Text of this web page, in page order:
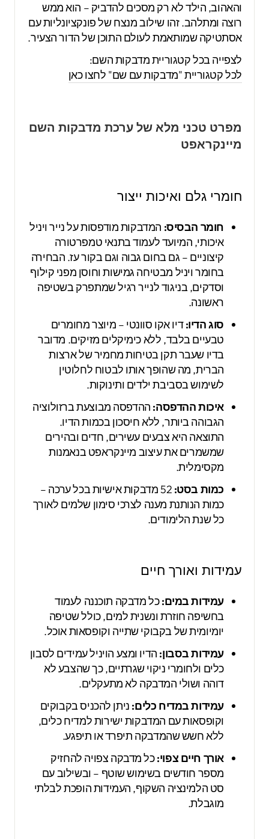
והאהוב, הילד לא רק מסכים להדביק – הוא ממש
רוצה ומתלהב. זהו שילוב מנצח של פונקציונליות עם
אסתטיקה שמותאמת לעולם התוכן של הדור הצעיר.
לצפייה בכל קטגוריית מדבקות השם:
לכל קטגוריית "מדבקות עם שם" לחצו כאן
מפרט טכני מלא של ערכת מדבקות השם
מיינקראפט
חומרי גלם ואיכות ייצור
חומר הבסיס:המדבקות מודפסות על נייר ויניל
איכותי, המיועד לעמוד בתנאי טמפרטורה
קיצוניים – גם בחום גבוה וגם בקור עז. הבחירה
בחומר ויניל מבטיחה גמישות וחוסן מפני קילוף
וסדקים, בניגוד לנייר רגיל שמתפרק בשטיפה
ראשונה.
סוג הדיו:דיו אקו סוונטי – מיוצר מחומרים
טבעיים בלבד, ללא כימיקלים מזיקים. מדובר
בדיו שעבר תקן בטיחות מחמיר של ארצות
הברית, מה שהופך אותו לבטוח לחלוטין
לשימוש בסביבת ילדים ותינוקות.
איכות ההדפסה:ההדפסה מבוצעת ברזולוציה
הגבוהה ביותר, ללא חיסכון בכמות הדיו.
התוצאה היא צבעים עשירים, חדים ובהירים
שמשמרים את עיצוב מיינקראפט בנאמנות
מקסימלית.
כמות בסט:
52 מדבקות אישיות בכל ערכה –
כמות הנותנת מענה לצרכי סימון שלמים לאורך
כל שנת הלימודים.
עמידות ואורך חיים
עמידות במים:כל מדבקה תוכננה לעמוד
בחשיפה חוזרת ונשנית למים, כולל שטיפה
יומיומית של בקבוקי שתייה וקופסאות אוכל.
עמידות בסבון:הדיו ומצע הויניל עמידים לסבון
כלים ולחומרי ניקוי שגרתיים, כך שהצבע לא
דוהה ושולי המדבקה לא מתעקלים.
עמידות במדיח כלים:ניתן להכניס בקבוקים
וקופסאות עם המדבקות ישירות למדיח כלים,
ללא חשש שהמדבקה תיפרד או תיפגע.
אורך חיים צפוי:כל מדבקה צפויה להחזיק
מספר חודשים בשימוש שוטף – ובשילוב עם
סט הלמינציה השקוף, העמידות הופכת לבלתי
מוגבלת.